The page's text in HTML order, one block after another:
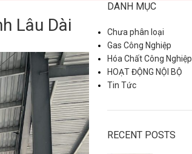
Lâu Dài
DANH MỤC
Chưa phân loại
Gas Công Nghiệp
Hóa Chất Công Nghiệp
HOẠT ĐỘNG NỘI BỘ
Tin Tức
RECENT POSTS